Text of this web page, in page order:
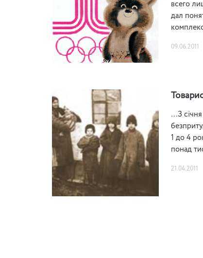
всего
дал
09.06.2011
…З січня
1 до 4
понад
21.04.2011